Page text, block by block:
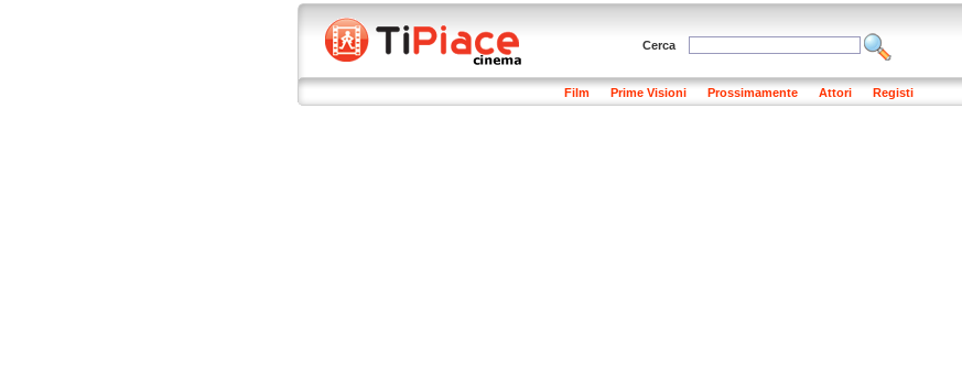
Cerca
Film Prime Visioni Prossimamente Attori Registi